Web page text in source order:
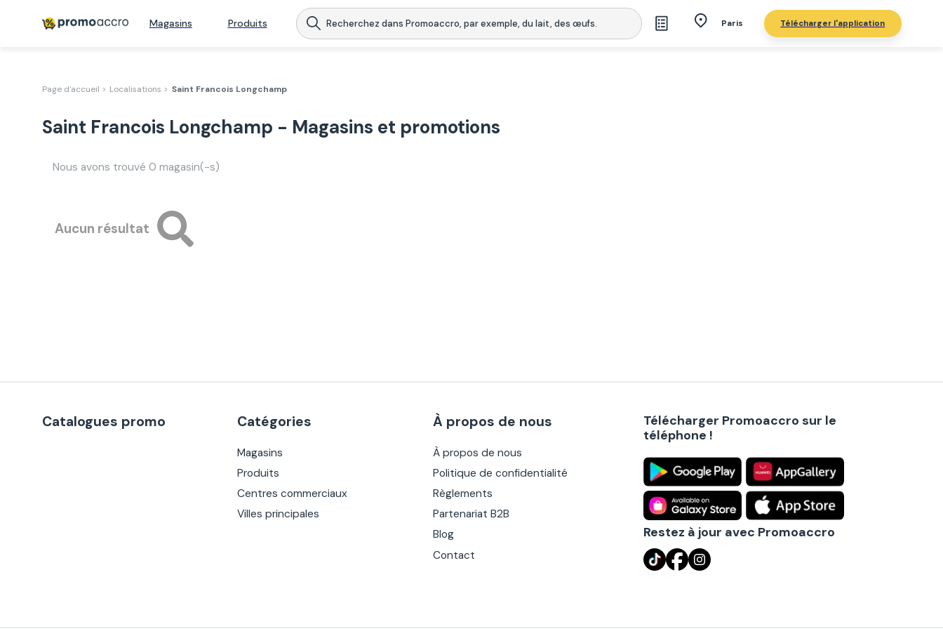
Magasins Produits Paris Télécharger l'application
Page d'accueil > Localisations > Saint Francois Longchamp
Saint Francois Longchamp - Magasins et promotions
Nous avons trouvé 0 magasin(-s)
Aucun résultat
Catalogues promo Catégories
Magasins
Produits
Centres commerciaux
Villes principales
À propos de nous
À propos de nous
Politique de confidentialité
Règlements
Partenariat B2B
Blog
Contact
Télécharger Promoaccro sur le
téléphone !
Restez à jour avec Promoaccro